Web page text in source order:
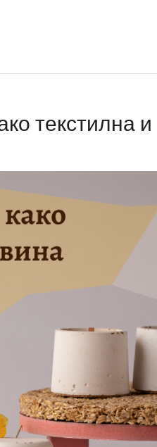
текстилна